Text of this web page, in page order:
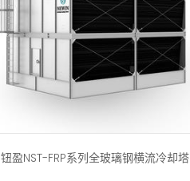
钮盈NST-FRP系列全玻璃钢横流冷却塔